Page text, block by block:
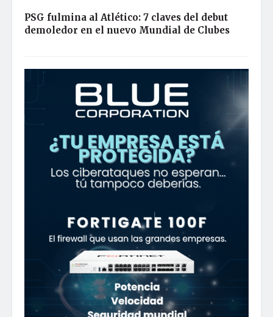
PSG fulmina al Atlético: 7 claves del debut
demoledor en el nuevo Mundial de Clubes